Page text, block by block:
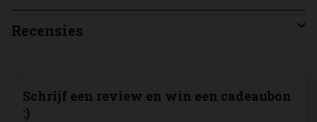
Recensies
Schrijf een review en win een cadeaubon
:)